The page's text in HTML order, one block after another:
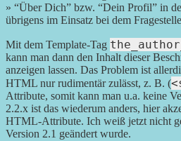
» “Über Dich” bzw. “Dein Profil” in
übrigens im Einsatz bei dem
Mit dem Template-Tag
kann man dann den Inhalt dieser
anzeigen lassen. Das Problem ist
HTML nur rudimentär zulässt, z. B. (
Attribute, somit kann man u.a. keine
2.2.x ist das wiederum anders, hier
HTML-Attribute. Ich weiß jetzt nicht
Version 2.1 geändert wurde.